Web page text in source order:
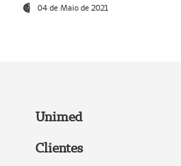
04 de Maio de 2021
Unimed
Clientes